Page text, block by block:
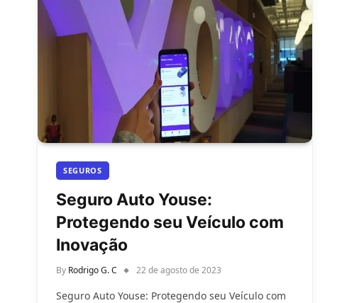
SEGUROS
Seguro Auto Youse:
Protegendo seu Veículo com
Inovação
By Rodrigo G. C 22 de agosto de 2023
Seguro Auto Youse: Protegendo seu Veículo com